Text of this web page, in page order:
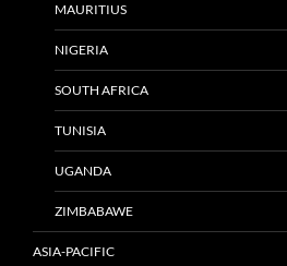
MAURITIUS
NIGERIA
SOUTH AFRICA
TUNISIA
UGANDA
ZIMBABAWE
ASIA-PACIFIC